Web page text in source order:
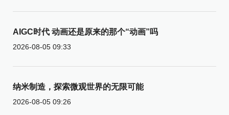
AIGC时代 动画还是原来的那个“动画”吗
2026-08-05 09:33
纳米制造，探索微观世界的无限可能
2026-08-05 09:26